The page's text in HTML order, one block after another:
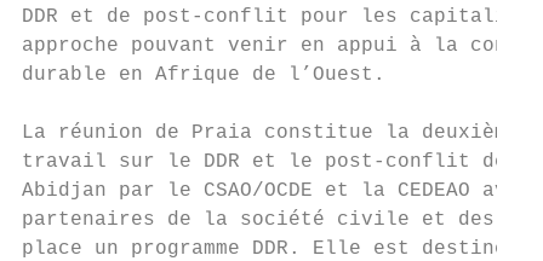
DDR et de post-conflit pour les
approche pouvant venir en appui à la
durable en Afrique de l’Ouest.
La réunion de Praia constitue la deuxième
travail sur le DDR et le post-conflit
Abidjan par le CSAO/OCDE et la CEDEAO
partenaires de la société civile et des
place un programme DDR. Elle est